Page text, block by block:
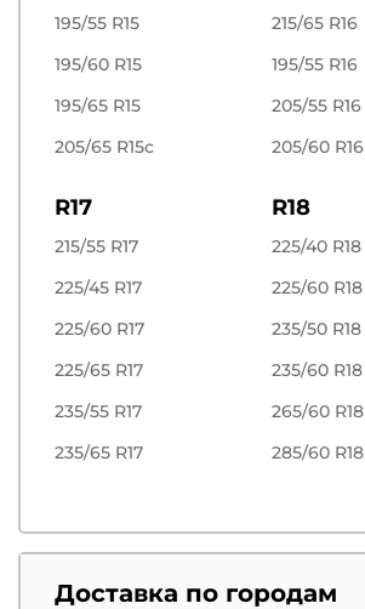
195/55 R15
195/60 R15
195/65 R15
205/65 R15c
215/65 R16
195/55 R16
205/55 R16
205/60 R16
R17
215/55 R17
225/45 R17
225/60 R17
225/65 R17
235/55 R17
235/65 R17
R18
225/40 R18
225/60 R18
235/50 R18
235/60 R18
265/60 R18
285/60 R18
Доставка по городам